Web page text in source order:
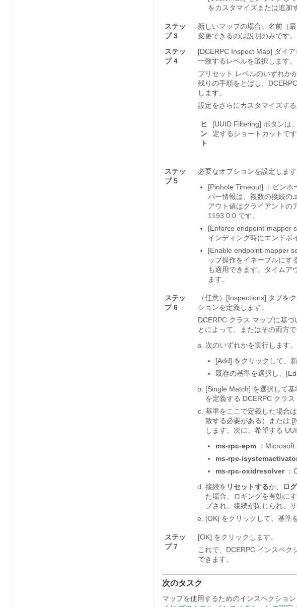
をカスタマイズまたは追加
ステッ
プ 3
新しいマップの場合、名前（
変更できるのは説明のみです。
ステッ
プ 4
[DCERPC Inspect Map] ダイ
一致するレベルを選択します。
プリセット レベルのいずれか
残りの手順をとばし、
します。
設定をさらにカスタマイズす
ヒ
ン
ト
[UUID Filtering] ボタンは
定するショートカットです
ステッ
プ 5
必要なオプションを設定します
[Pinhole Timeout]
：ピン
バー情報は、複数の接続の
アウト値はクライアントの
1193:0:0 です。
[Enforce endpoint-mapper
インディング時にエンドポ
[Enable endpoint-mapper
ップ操作をイネーブルにす
も適用できます。タイムア
ます。
ステッ
プ 6
（任意）[Inspections] タブを
ションを定義します。
DCERPC クラス マップに基
とによって、またはその両方
次のいずれかを実行します。
[Add] をクリックして、
既存の基準を選択し、
[Single Match] を選択して
を定義する DCERPC クラス
基準をここで定義した場合
致する必要がある）または
します。次に、希望する
ms-rpc-epm
：
ms-rpc-
ms-rpc-oxidresolver
接続を リセットするか、 ロ
た場合、ロギングを有効に
プされ、接続が閉じられ、
[OK] をクリックして、基準
ステッ
プ 7
[OK] をクリックします。
これで、DCERPC インスペク
できます。
次のタスク
マップを使用するためのインスペクショ